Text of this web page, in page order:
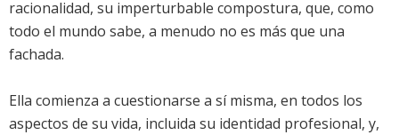
racionalidad, su imperturbable compostura, que, como
todo el mundo sabe, a menudo no es más que una
fachada.
Ella comienza a cuestionarse a sí misma, en todos los
aspectos de su vida, incluida su identidad profesional, y,